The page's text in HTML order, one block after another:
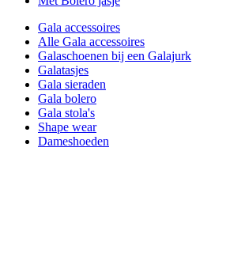
Gala accessoires
Alle Gala accessoires
Galaschoenen bij een Galajurk
Galatasjes
Gala sieraden
Gala bolero
Gala stola's
Shape wear
Dameshoeden